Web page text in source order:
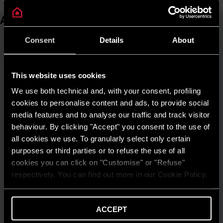
Consent Details About
This website uses cookies
We use both technical and, with your consent, profiling
cookies to personalise content and ads, to provide social
media features and to analyse our traffic and track visitor
behaviour. By clicking "Accept" you consent to the use of
all cookies we use. To granularly select only certain
purposes or third parties or to refuse the use of all
cookies you can click on "Customise" or "Refuse"
respectively. You can find out more in our Cookie Policy.
ACCEPT
Articoli correlati